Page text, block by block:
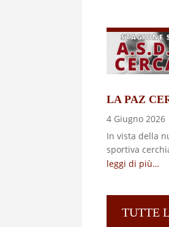
LA PAZ
4 Giugno 2026
In vista della
sportiva
leggi di più…
TUTTE